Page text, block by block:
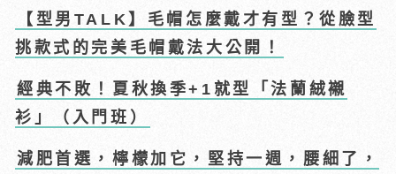
【型男TALK】毛帽怎麼戴才有型？從臉型
挑款式的完美毛帽戴法大公開！
經典不敗！夏秋換季+1就型「法蘭絨襯
衫」（入門班）
減肥首選，檸檬加它，堅持一週，腰細了，